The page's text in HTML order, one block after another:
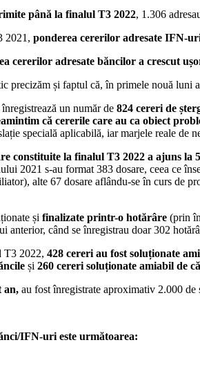
până la finalul T3 2022, 1.306
2021, ponderea cererilor adresate IFN-
cererilor adresate băncilor a crescut
precizăm și faptul că, în primele nouă luni
un număr de 824 cereri de
că cererile care au ca obiect
specială aplicabilă, iar marjele reale de
constituite la finalul T3 2022 a ajuns la
2021 s-au format 383 dosare, ceea ce
alte 67 dosare aflându-se în curs de
și finalizate printr-o hotărâre (prin
anterior, când se înregistrau doar 302
T3 2022, 428 cereri au fost soluționate
și 260 cereri soluționate amiabil de
an, au fost înregistrate aproximativ 2.000
IFN-uri este următoarea: